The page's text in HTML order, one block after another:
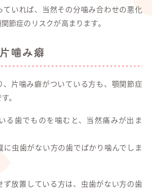
ていれば、当然その分噛み合わせの悪化
節症のリスクが高まります。
噛み癖
、片噛み癖がついている方も、顎関節症
。
る歯でものを噛むと、当然痛みが出ま
に虫歯がない方の歯でばかり噛んでしま
ず放置している方は、虫歯がない方の歯